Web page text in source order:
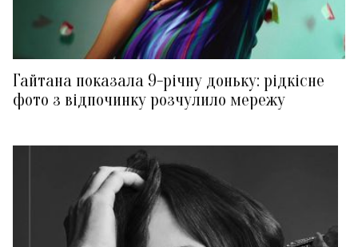
Гайтана показала 9-річну доньку: рідкісне
фото з відпочинку розчулило мережу